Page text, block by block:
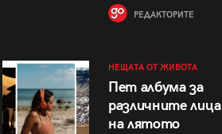
РЕДАКТОРИТЕ
НЕЩАТА ОТ ЖИВОТА
Пет албума за
различните лица
на лятото